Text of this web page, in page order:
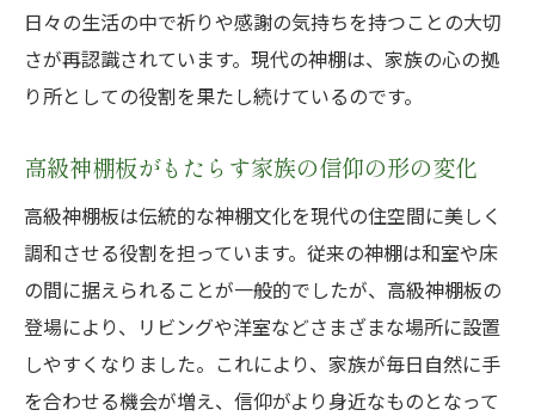
神棚のカネタと現代家族の新しい祈りの形
神棚のある家とない家の暮らし方の違い
現代の神棚が若い人に選ばれる理由とは
伝統と現代が交わる神棚の魅力再発見
神棚・高級神棚板で伝統美を暮らしに活か
す
神棚のカネタが提案する現代の魅力的な神
棚
伝統の技術と現代デザインの融合を体感
日々の生活の中で祈りや感謝の気持ちを持つことの大切
さが再認識されています。現代の神棚は、家族の心の拠
り所としての役割を果たし続けているのです。
高級神棚板がもたらす家族の信仰の形の変化
高級神棚板は伝統的な神棚文化を現代の住空間に美しく
調和させる役割を担っています。従来の神棚は和室や床
の間に据えられることが一般的でしたが、高級神棚板の
登場により、リビングや洋室などさまざまな場所に設置
しやすくなりました。これにより、家族が毎日自然に手
を合わせる機会が増え、信仰がより身近なものとなって